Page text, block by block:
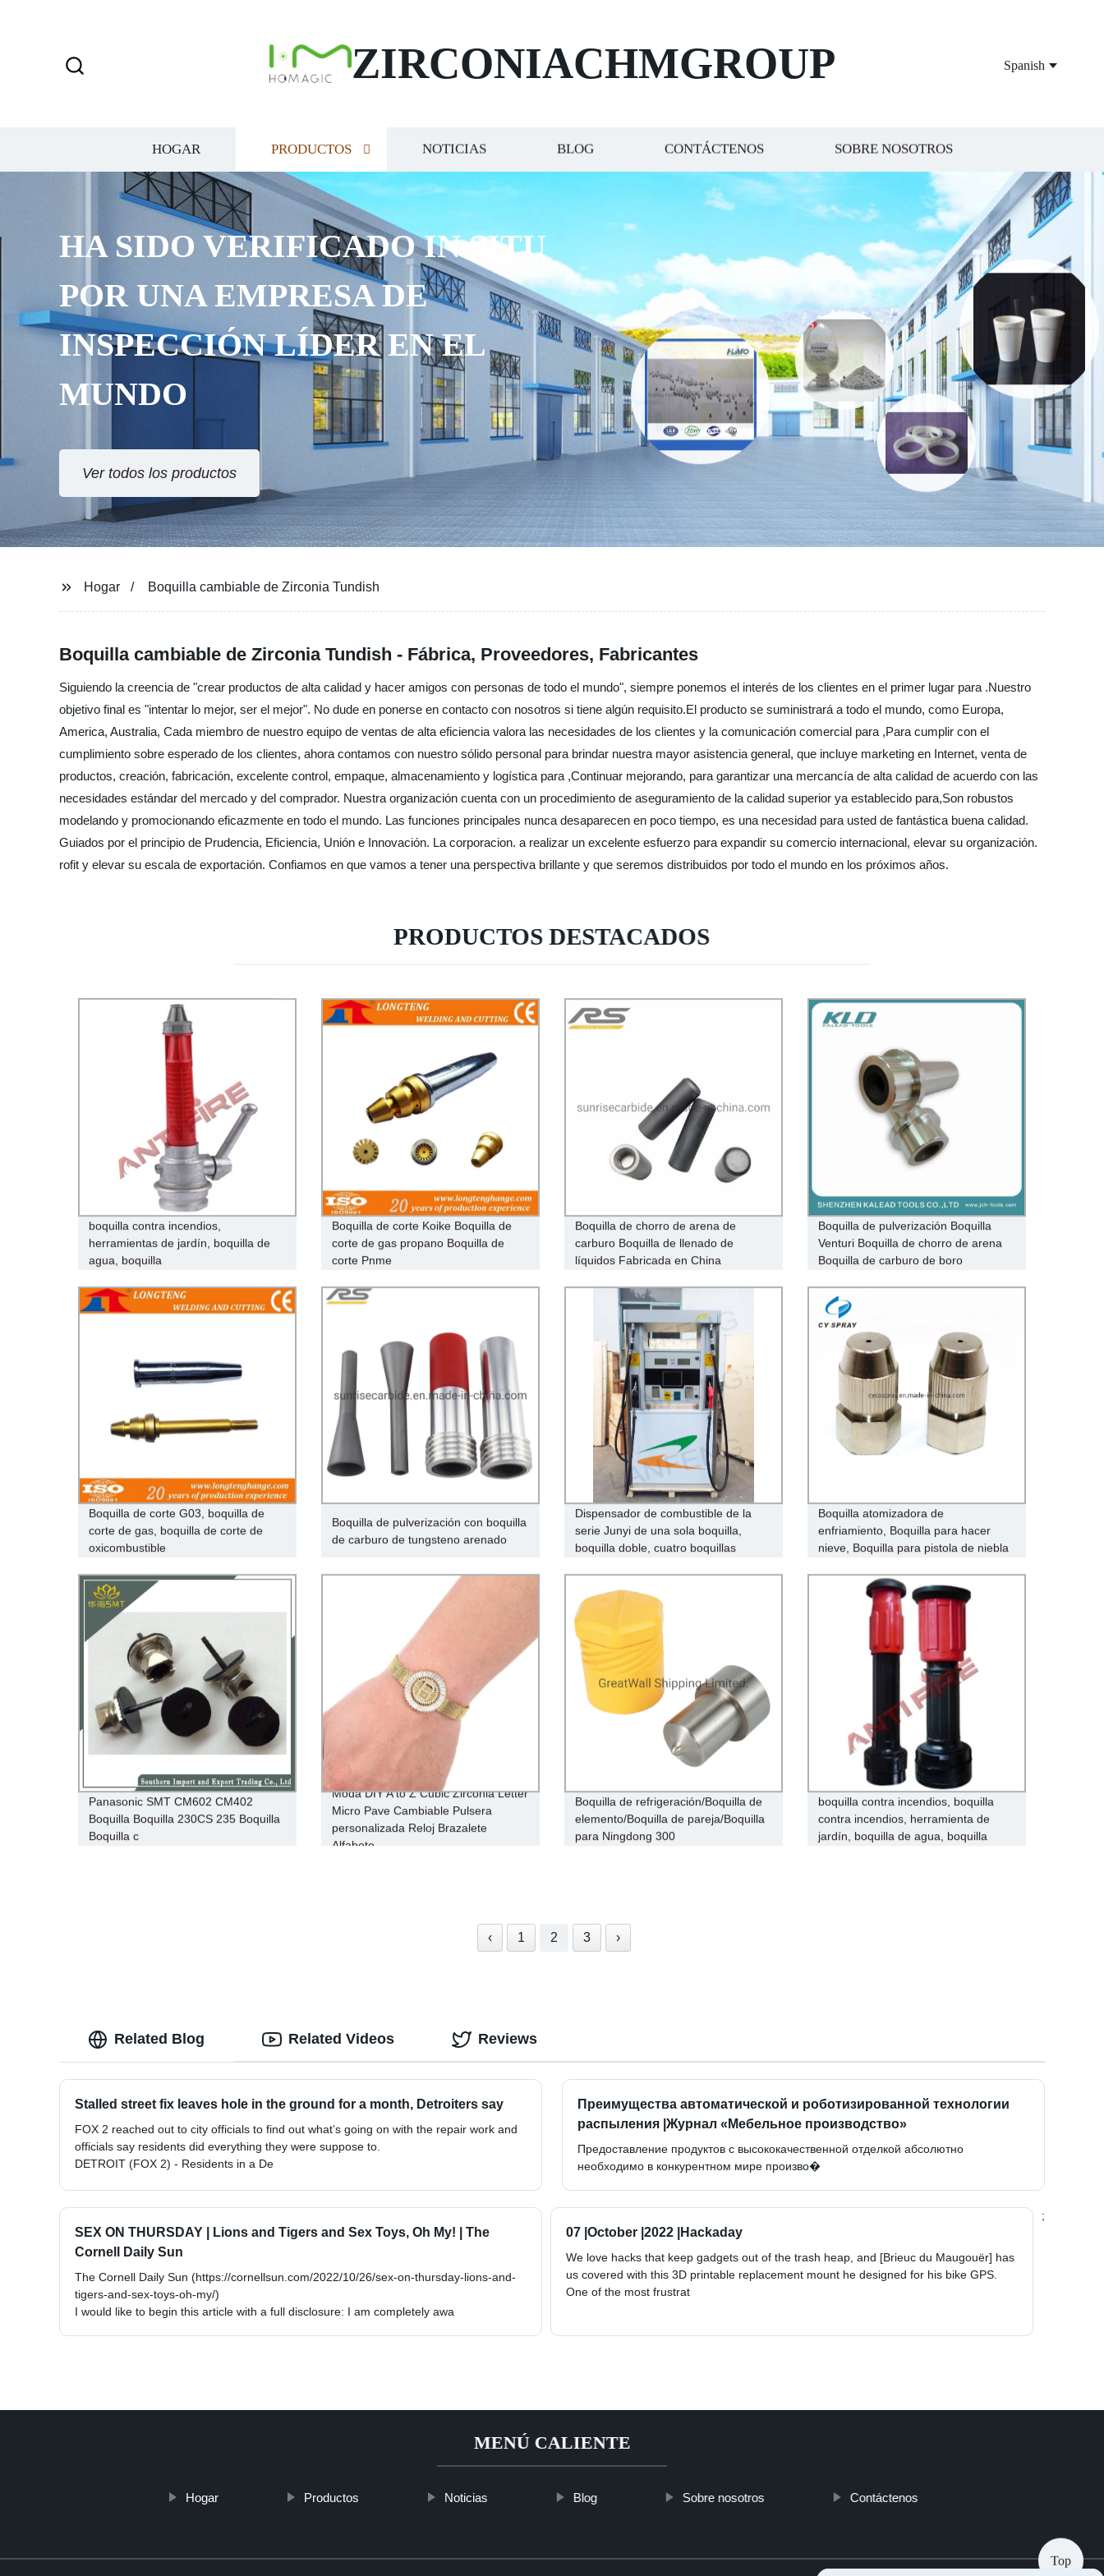
ZIRCONIACHMGROUP Spanish
HOGAR PRODUCTOS NOTICIAS BLOG CONTÁCTENOS SOBRE NOSOTROS
HA SIDO VERIFICADO IN SITU
POR UNA EMPRESA DE
INSPECCIÓN LÍDER EN EL
MUNDO
Ver todos los productos
Hogar Boquilla cambiable de Zirconia Tundish
Boquilla cambiable de Zirconia Tundish - Fábrica, Proveedores, Fabricantes
Siguiendo la creencia de "crear productos de alta calidad y hacer amigos con personas de todo el mundo", siempre ponemos el interés de los clientes en el primer lugar para .Nuestro
objetivo final es "intentar lo mejor, ser el mejor". No dude en ponerse en contacto con nosotros si tiene algún requisito.El producto se suministrará a todo el mundo, como Europa,
America, Australia, Cada miembro de nuestro equipo de ventas de alta eficiencia valora las necesidades de los clientes y la comunicación comercial para ,Para cumplir con el
cumplimiento sobre esperado de los clientes, ahora contamos con nuestro sólido personal para brindar nuestra mayor asistencia general, que incluye marketing en Internet, venta de
productos, creación, fabricación, excelente control, empaque, almacenamiento y logística para ,Continuar mejorando, para garantizar una mercancía de alta calidad de acuerdo con las
necesidades estándar del mercado y del comprador. Nuestra organización cuenta con un procedimiento de aseguramiento de la calidad superior ya establecido para,Son robustos
modelando y promocionando eficazmente en todo el mundo. Las funciones principales nunca desaparecen en poco tiempo, es una necesidad para usted de fantástica buena calidad.
Guiados por el principio de Prudencia, Eficiencia, Unión e Innovación. La corporacion. a realizar un excelente esfuerzo para expandir su comercio internacional, elevar su organización.
rofit y elevar su escala de exportación. Confiamos en que vamos a tener una perspectiva brillante y que seremos distribuidos por todo el mundo en los próximos años.
PRODUCTOS DESTACADOS
boquilla contra incendios,
herramientas de jardín, boquilla de
agua, boquilla
Boquilla de corte Koike Boquilla de
corte de gas propano Boquilla de
corte Pnme
Boquilla de chorro de arena de
carburo Boquilla de llenado de
líquidos Fabricada en China
Boquilla de pulverización Boquilla
Venturi Boquilla de chorro de arena
Boquilla de carburo de boro
Boquilla de corte G03, boquilla de
corte de gas, boquilla de corte de
oxicombustible
Boquilla de pulverización con boquilla
de carburo de tungsteno arenado
Dispensador de combustible de la
serie Junyi de una sola boquilla,
boquilla doble, cuatro boquillas
Boquilla atomizadora de
enfriamiento, Boquilla para hacer
nieve, Boquilla para pistola de niebla
Panasonic SMT CM602 CM402
Boquilla Boquilla 230CS 235 Boquilla
Boquilla c
Moda DIY A to Z Cubic Zirconia Letter
Micro Pave Cambiable Pulsera
personalizada Reloj Brazalete
Alfabeto
Boquilla de refrigeración/Boquilla de
elemento/Boquilla de pareja/Boquilla
para Ningdong 300
boquilla contra incendios, boquilla
contra incendios, herramienta de
jardín, boquilla de agua, boquilla
‹ 1 2 3 ›
Related Blog
Stalled street fix leaves hole in the ground for a month, Detroiters say
FOX 2 reached out to city officials to find out what’s going on with the repair work and
officials say residents did everything they were suppose to.
DETROIT (FOX 2) - Residents in a De
Преимущества автоматической и роботизированной технологии
распыления |Журнал «Мебельное производство»
Предоставление продуктов с высококачественной отделкой абсолютно
необходимо в конкурентном мире произво�
SEX ON THURSDAY | Lions and Tigers and Sex Toys, Oh My! | The
Cornell Daily Sun
The Cornell Daily Sun (https://cornellsun.com/2022/10/26/sex-on-thursday-lions-and-
tigers-and-sex-toys-oh-my/)
I would like to begin this article with a full disclosure: I am completely awa
07 |October |2022 |Hackaday
We love hacks that keep gadgets out of the trash heap, and [Brieuc du Maugouër] has
us covered with this 3D printable replacement mount he designed for his bike GPS.
One of the most frustrat
;
Related Videos Reviews
MENÚ CALIENTE
Hogar Productos Noticias Blog Sobre nosotros Contáctenos
Top